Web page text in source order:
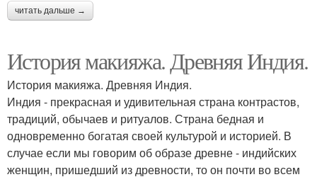
читать дальше →
История макияжа. Древняя Индия.
История макияжа. Древняя Индия.
Индия - прекрасная и удивительная страна контрастов,
традиций, обычаев и ритуалов. Страна бедная и
одновременно богатая своей культурой и историей. В
случае если мы говорим об образе древне - индийских
женщин, пришедший из древности, то он почти во всем